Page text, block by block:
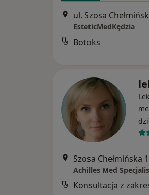
ul. Szosa
EsteticMedKędzia
Botoks
Szosa Chełmińska
Achilles Med